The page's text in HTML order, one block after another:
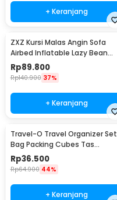
+ Keranjang
ZXZ Kursi Malas Angin Sofa
Airbed Inflatable Lazy Bean
Bag 230x70cm - LZ081
Rp89.800
Rp140.900 37%
+ Keranjang
Travel-O Travel Organizer Set
Bag Packing Cubes Tas
Laundry 6 PCS - BIB-650
Rp36.500
Rp64.900 44%
+ Keranjang